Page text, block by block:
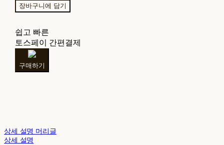
장바구니에 담기
쉽고 빠른
토스페이 간편결제
구매하기
상세 설명 머리글
상세 설명